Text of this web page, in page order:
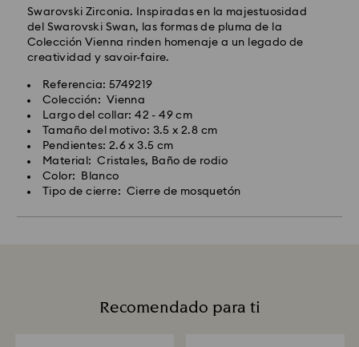
Swarovski Zirconia. Inspiradas en la majestuosidad
del Swarovski Swan, las formas de pluma de la
Colección Vienna rinden homenaje a un legado de
creatividad y savoir-faire.
Referencia: 5749219
Colección: Vienna
Largo del collar: 42 - 49 cm
Tamaño del motivo: 3.5 x 2.8 cm
Pendientes: 2.6 x 3.5 cm
Material: Cristales, Baño de rodio
Color: Blanco
Tipo de cierre: Cierre de mosquetón
Recomendado para ti